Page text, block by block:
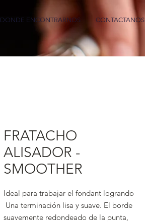
DONDE ENCONTRARNOS CONTACTANOS
FRATACHO
ALISADOR -
SMOOTHER
Ideal para trabajar el fondant logrando
Una terminación lisa y suave. El borde
suavemente redondeado de la punta,